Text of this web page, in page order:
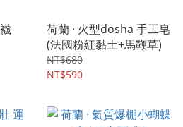
荷蘭 · 火型dosha 手工皂
(法國粉紅黏土+馬鞭草)
NT$680
NT$590